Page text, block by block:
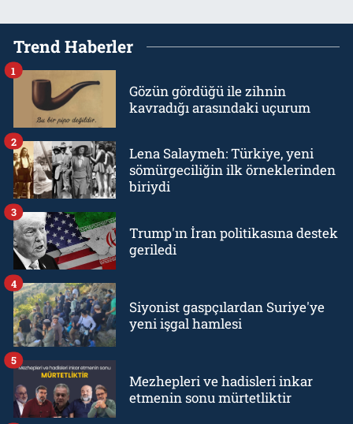
Trend Haberler
Gözün gördüğü ile zihnin
kavradığı arasındaki uçurum
1
Lena Salaymeh: Türkiye, yeni
sömürgeciliğin ilk örneklerinden
biriydi
2
Trump'ın İran politikasına destek
geriledi
3
Siyonist gaspçılardan Suriye'ye
yeni işgal hamlesi
4
Mezhepleri ve hadisleri inkar
etmenin sonu mürtetliktir
5